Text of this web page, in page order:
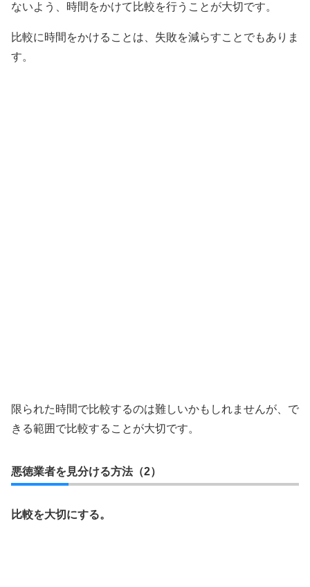
ないよう、時間をかけて比較を行うことが大切です。
比較に時間をかけることは、失敗を減らすことでもありま
す。
限られた時間で比較するのは難しいかもしれませんが、で
きる範囲で比較することが大切です。
悪徳業者を見分ける方法（2）
比較を大切にする。